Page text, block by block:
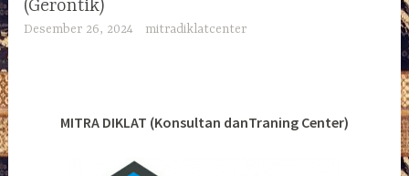
(Gerontik)
Desember 26, 2024 mitradiklatcenter
MITRA DIKLAT (Konsultan danTraning Center)